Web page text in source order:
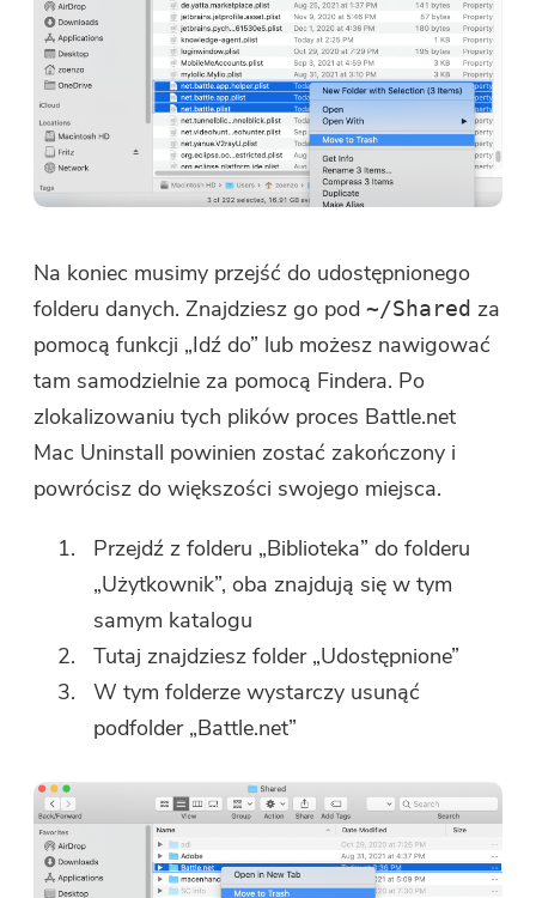
Na koniec musimy przejść do udostępnionego
folderu danych. Znajdziesz go pod~/Shared za
pomocą funkcji „Idź do” lub możesz nawigować
tam samodzielnie za pomocą Findera. Po
zlokalizowaniu tych plików proces Battle.net
Mac Uninstall powinien zostać zakończony i
powrócisz do większości swojego miejsca.
Przejdź z folderu „Biblioteka” do folderu
„Użytkownik”, oba znajdują się w tym
samym katalogu
Tutaj znajdziesz folder „Udostępnione”
W tym folderze wystarczy usunąć
podfolder „Battle.net”